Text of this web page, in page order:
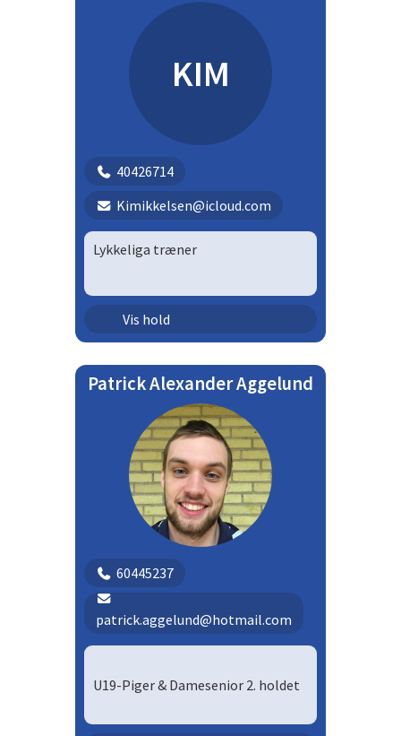
KIM
40426714
Kimikkelsen@icloud.com
Lykkeliga træner
Vis hold
Ungdom - mix | Lykkeliga
Patrick Alexander Aggelund
60445237
patrick.aggelund@hotmail.com
U19-Piger & Damesenior 2. holdet